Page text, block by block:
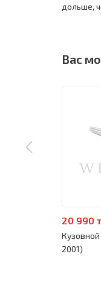
дольше,
Вас
20 990
Кузовной
2001)